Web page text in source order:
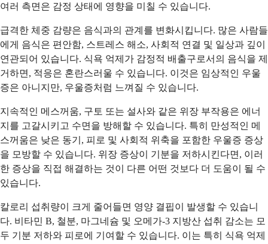
여러 측면은 감정 상태에 영향을 미칠 수 있습니다.
급격한 체중 감량은 음식과의 관계를 변화시킵니다. 많은 사람들
에게 음식은 편안함, 스트레스 해소, 사회적 연결 및 일상과 깊이
연관되어 있습니다. 식욕 억제가 감정적 배출구로서의 음식을 제
거하면, 적응은 혼란스러울 수 있습니다. 이것은 임상적인 우울
증은 아니지만, 우울증처럼 느껴질 수 있습니다.
지속적인 메스꺼움, 구토 또는 설사와 같은 위장 부작용은 에너
지를 고갈시키고 수면을 방해할 수 있습니다. 특히 만성적인 메
스꺼움은 낮은 동기, 피로 및 사회적 위축을 포함한 우울증 증상
을 모방할 수 있습니다. 위장 증상이 기분을 저하시킨다면, 이러
한 증상을 직접 해결하는 것이 다른 어떤 것보다 더 도움이 될 수
있습니다.
칼로리 섭취량이 크게 줄어들면 영양 결핍이 발생할 수 있습니
다. 비타민 B, 철분, 마그네슘 및 오메가-3 지방산 섭취 감소는 모
두 기분 저하와 피로에 기여할 수 있습니다. 이는 특히 식욕 억제